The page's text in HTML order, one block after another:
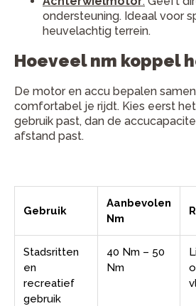
ondersteuning. Ideaal voor
heuvelachtig terrein.
Hoeveel nm koppel
De motor en accu bepalen
comfortabel je rijdt. Kies eerst
gebruik past, dan de
afstand past.
Gebruik
Aanbevolen
Nm
Stadsritten
en
recreatief
gebruik
40 Nm – 50
Nm